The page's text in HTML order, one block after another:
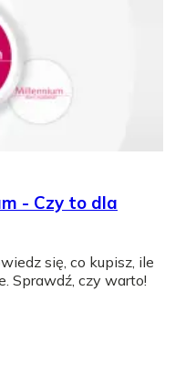
- Czy to dla
się, co kupisz, ile
Sprawdź, czy warto!